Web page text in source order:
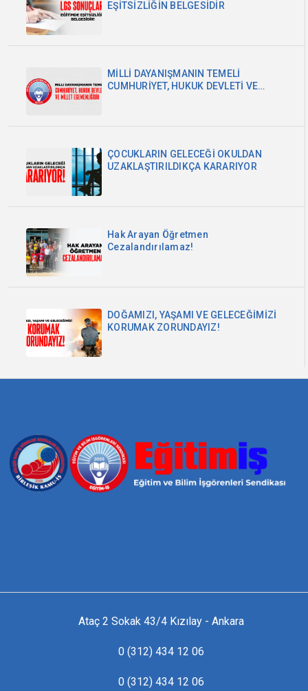
EŞİTSİZLİĞİN BELGESİDİR
MİLLİ DAYANIŞMANIN TEMELİ
CUMHURİYET, HUKUK DEVLETİ VE
ÇOCUKLARIN GELECEĞİ OKULDAN
UZAKLAŞTIRILDIKÇA KARARIYOR
Hak Arayan Öğretmen
Cezalandırılamaz!
DOĞAMIZI, YAŞAMI VE GELECEĞİMİZİ
KORUMAK ZORUNDAYIZ!
Ataç 2 Sokak 43/4 Kızılay - Ankara
0 (312) 434 12 06
0 (312) 434 12 06